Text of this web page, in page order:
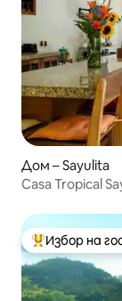
Дом – Sayulita
Casa Tropical
Най-Избор на